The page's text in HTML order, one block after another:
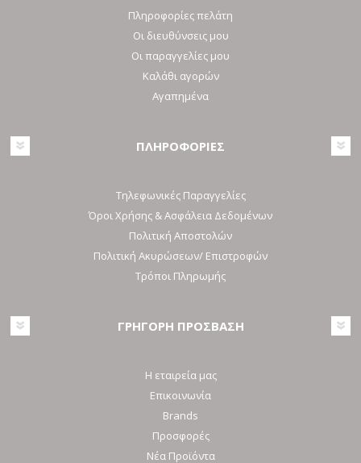
Πληροφορίες πελάτη
Οι διευθύνσεις μου
Οι παραγγελίες μου
Καλάθι αγορών
Αγαπημένα
ΠΛΗΡΟΦΟΡΙΕΣ
Τηλεφωνικές Παραγγελίες
Όροι Χρήσης & Ασφάλεια Δεδομένων
Πολιτική Αποστολών
Πολιτική Ακυρώσεων/ Επιστροφών
Τρόποι Πληρωμής
ΓΡΗΓΟΡΗ ΠΡΟΣΒΑΣΗ
Η εταιρεία μας
Επικοινωνία
Brands
Προσφορές
Νέα Προϊόντα